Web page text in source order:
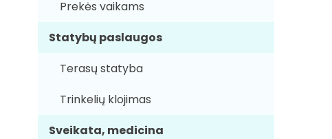
Prekės vaikams
Statybų paslaugos
Terasų statyba
Trinkelių klojimas
Sveikata, medicina